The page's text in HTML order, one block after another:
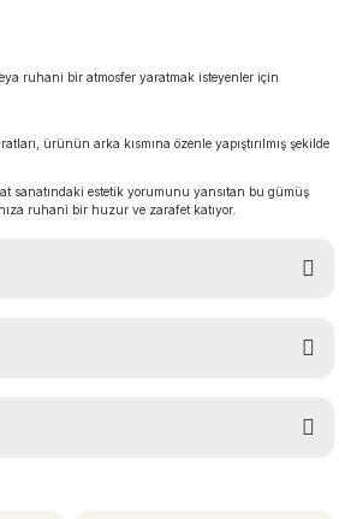
ruhani bir atmosfer yaratmak isteyenler için
ürünün arka kısmına özenle yapıştırılmış şekilde
sanatındaki estetik yorumunu yansıtan bu gümüş
ruhani bir huzur ve zarafet katıyor.